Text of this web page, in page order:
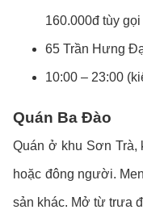
160.000đ tùy gọi
65 Trần Hưng
10:00 – 23:00
Quán Ba Đào
Quán ở khu Sơn Trà,
hoặc đông người.
sản khác. Mở từ trưa